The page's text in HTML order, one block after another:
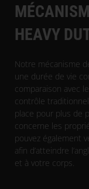
HEAVY
Notre mécanisme
une durée de vie
comparaison avec
contrôle
place pour plus de
concerne les
pouvez également
afin d’atteindre
et à votre corps.